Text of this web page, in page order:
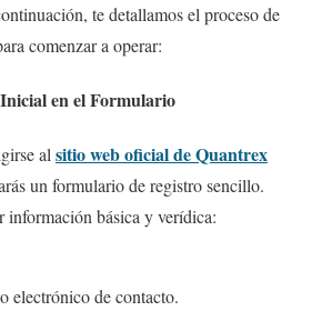
te detallamos el proceso de
comenzar a operar:
en el Formulario
alsitio web oficial de Quantrex
un formulario de registro sencillo.
información básica y verídica:
electrónico de contacto.